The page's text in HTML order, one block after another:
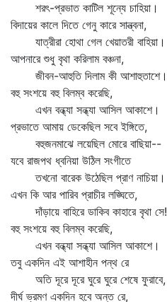
শরৎ-প্রভাত কাটিল শূন্যে চাহিয়া।
বিদায়ের কালে দিতে গেনু কারে সান্ত্বনা,
যাত্রীরা হোথা গেল খেয়াতরী বাহিয়া।
আপনারে শুধু বৃথা করিলাম বঞ্চনা,
জীবন-আহুতি দিলাম কী আশাহুতাশে।
বহু সংশয়ে বহু বিলম্ব করেছি,
এখন বন্ধ্যা সন্ধ্যা আসিল আকাশে।
প্রভাতে আমায় ডেকেছিল সবে ইঙ্গিতে,
বহুজনমাঝে লয়েছিল মোরে বাছিয়া--
যবে রাজপথ ধ্বনিয়া উঠিল সংগীতে
তখনো বারেক উঠেছিল প্রাণ নাচিয়া।
এখন কি আর পারিব প্রাচীর লঙ্ঘিতে,
দাঁড়ায়ে বাহিরে ডাকিব কাহারে বৃথা সে!
বহু সংশয়ে বহু বিলম্ব করেছি,
এখন বন্ধ্যা সন্ধ্যা আসিল আকাশে।
তবু একদিন এই আশাহীন পন্থ রে
অতি দূরে দূরে ঘুরে ঘুরে শেষে ফুরাবে,
দীর্ঘ ভ্রমণ একদিন হবে অন্ত রে,